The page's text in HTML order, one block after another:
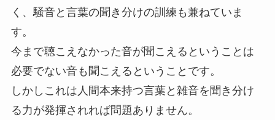
く、騒音と言葉の聞き分けの訓練も兼ねていま
す。
今まで聴こえなかった音が聞こえるということは
必要でない音も聞こえるということです。
しかしこれは人間本来持つ言葉と雑音を聞き分け
る力が発揮されれば問題ありません。